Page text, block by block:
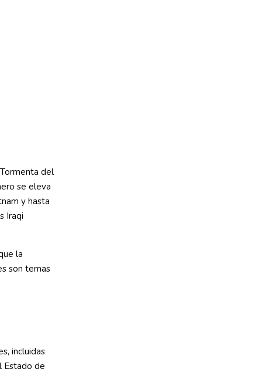
del
se eleva
y hasta
Iraqi
la
son temas
incluidas
Estado de